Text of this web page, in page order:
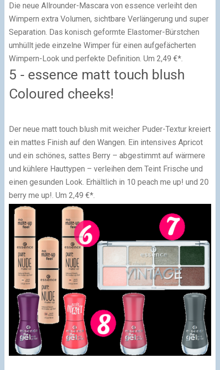
Die neue Allrounder-Mascara von essence verleiht den
Wimpern extra Volumen, sichtbare Verlängerung und super
Separation. Das konisch geformte Elastomer-Bürstchen
umhüllt jede einzelne Wimper für einen aufgefächerten
Wimpern-Look und perfekte Definition. Um 2,49 €*.
5 - essence matt touch blush
Coloured cheeks!
Der neue matt touch blush mit weicher Puder-Textur kreiert
ein mattes Finish auf den Wangen. Ein intensives Apricot
und ein schönes, sattes Berry – abgestimmt auf wärmere
und kühlere Hauttypen – verleihen dem Teint Frische und
einen gesunden Look. Erhältlich in 10 peach me up! und 20
berry me up!. Um 2,49 €*.